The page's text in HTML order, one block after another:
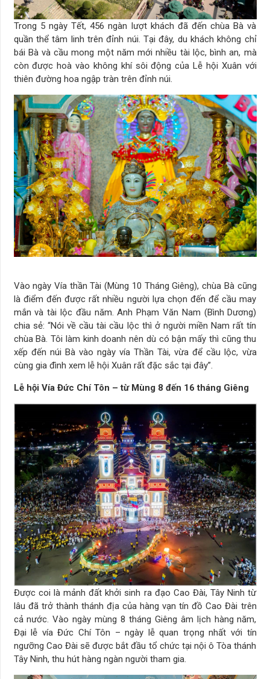
Trong 5 ngày Tết, 456 ngàn lượt khách đã đến chùa Bà và
quần thể tâm linh trên đỉnh núi. Tại đây, du khách không chỉ
bái Bà và cầu mong một năm mới nhiều tài lộc, bình an, mà
còn được hoà vào không khí sôi động của Lễ hội Xuân với
thiên đường hoa ngập tràn trên đỉnh núi.
Vào ngày Vía thần Tài (Mùng 10 Tháng Giêng), chùa Bà cũng
là điểm đến được rất nhiều người lựa chọn đến để cầu may
mắn và tài lộc đầu năm. Anh Phạm Văn Nam (Bình Dương)
chia sẻ: “Nói về cầu tài cầu lộc thì ở người miền Nam rất tín
chùa Bà. Tôi làm kinh doanh nên dù có bận mấy thì cũng thu
xếp đến núi Bà vào ngày vía Thần Tài, vừa để cầu lộc, vừa
cùng gia đình xem lễ hội Xuân rất đặc sắc tại đây”.
Lễ hội Vía Đức Chí Tôn – từ Mùng 8 đến 16 tháng Giêng
Được coi là mảnh đất khởi sinh ra đạo Cao Đài, Tây Ninh từ
lâu đã trở thành thánh địa của hàng vạn tín đồ Cao Đài trên
cả nước. Vào ngày mùng 8 tháng Giêng âm lịch hàng năm,
Đại lễ vía Đức Chí Tôn – ngày lễ quan trọng nhất với tín
ngưỡng Cao Đài sẽ được bắt đầu tổ chức tại nội ô Tòa thánh
Tây Ninh, thu hút hàng ngàn người tham gia.